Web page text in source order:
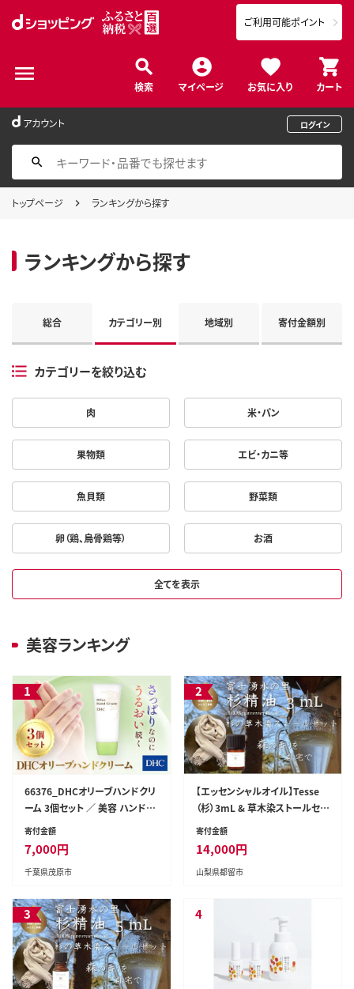
検索 マイページ お気に入り カート
ご利用可能ポイント
アカウント ログイン
トップページ ランキングから探す
ランキングから探す
総合 カテゴリー別 地域別 寄付金額別
カテゴリーを絞り込む
肉 米・パン
果物類 エビ・カニ等
魚貝類 野菜類
卵（鶏、烏骨鶏等） お酒
全てを表示
美容ランキング
1
66376_DHCオリーブハンドクリ
ーム 3個セット ／ 美容 ハンドク
リーム ハンドケア オリーブバー
ベンフリー 天然成分配合 弱酸
性 3個セット DHC ディーエイチ
寄付金額
7,000円
千葉県茂原市
2
【エッセンシャルオイル】Tesse
（杉）3mL & 草木染ストールセッ
ト【Woods＆Fields】｜アロマオ
香り リラックス効果 草木染め ス
トール
寄付金額
14,000円
山梨県都留市
3 4